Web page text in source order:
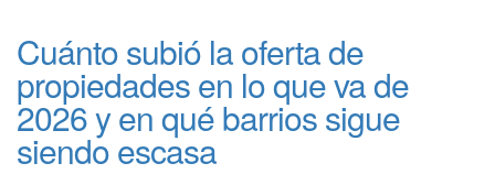
Cuánto subió la oferta de
propiedades en lo que va de
2026 y en qué barrios sigue
siendo escasa